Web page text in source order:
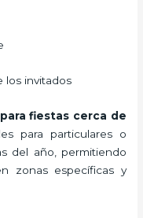
los invitados
fiestas cerca de
para particulares o
del año, permitiendo
zonas específicas y